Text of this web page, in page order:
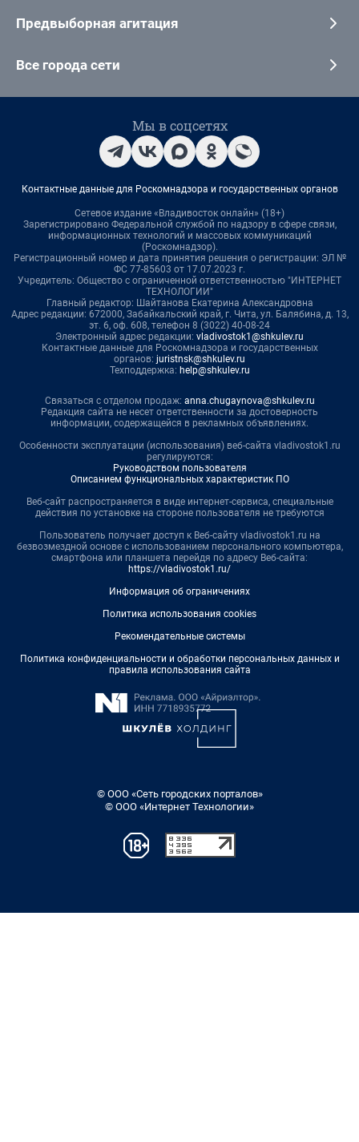
Предвыборная агитация
Все города сети
Мы в соцсетях
Контактные данные для Роскомнадзора и государственных органов
Сетевое издание «Владивосток онлайн» (18+)
Зарегистрировано Федеральной службой по надзору в сфере связи,
информационных технологий и массовых коммуникаций
(Роскомнадзор).
Регистрационный номер и дата принятия решения о регистрации: ЭЛ №
ФС 77-85603 от 17.07.2023 г.
Учредитель: Общество с ограниченной ответственностью "ИНТЕРНЕТ
ТЕХНОЛОГИИ"
Главный редактор: Шайтанова Екатерина Александровна
Адрес редакции: 672000, Забайкальский край, г. Чита, ул. Балябина, д. 13,
эт. 6, оф. 608, телефон 8 (3022) 40-08-24
Электронный адрес редакции: vladivostok1@shkulev.ru
Контактные данные для Роскомнадзора и государственных
органов: juristnsk@shkulev.ru
Техподдержка: help@shkulev.ru
Связаться с отделом продаж: anna.chugaynova@shkulev.ru
Редакция сайта не несет ответственности за достоверность
информации, содержащейся в рекламных объявлениях.
Особенности эксплуатации (использования) веб-сайта vladivostok1.ru
регулируются:
Руководством пользователя
Описанием функциональных характеристик ПО
Веб-сайт распространяется в виде интернет-сервиса, специальные
действия по установке на стороне пользователя не требуются
Пользователь получает доступ к Веб-сайту vladivostok1.ru на
безвозмездной основе с использованием персонального компьютера,
смартфона или планшета перейдя по адресу Веб-сайта:
https://vladivostok1.ru/
Информация об ограничениях
Политика использования cookies
Рекомендательные системы
Политика конфиденциальности и обработки персональных данных и
правила использования сайта
© ООО «Сеть городских порталов»
© ООО «Интернет Технологии»